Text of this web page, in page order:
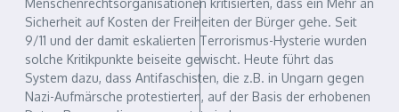
Menschenrechtsorganisationen kritisierten, dass ein Mehr an
Sicherheit auf Kosten der Freiheiten der Bürger gehe. Seit
9/11 und der damit eskalierten Terrorismus-Hysterie wurden
solche Kritikpunkte beiseite gewischt. Heute führt das
System dazu, dass Antifaschisten, die z.B. in Ungarn gegen
Nazi-Aufmärsche protestierten, auf der Basis der erhobenen